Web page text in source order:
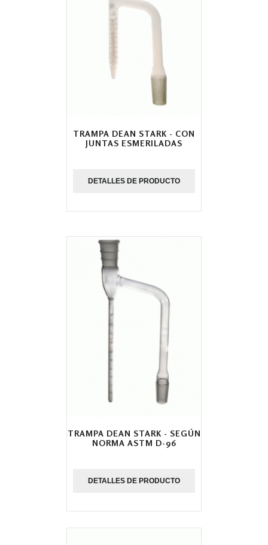
TRAMPA DEAN STARK - CON
JUNTAS ESMERILADAS
DETALLES DE PRODUCTO
TRAMPA DEAN STARK - SEGÚN
NORMA ASTM D-96
DETALLES DE PRODUCTO